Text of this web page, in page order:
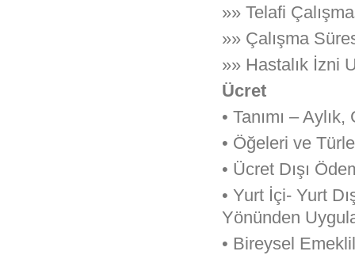
»» Telafi
»» Çalışma
»» Hastalık İzni
Ücret
• Tanımı –
• Öğeleri ve
• Ücret Dışı
• Yurt İçi- Yurt
Yönünden
• Bireysel